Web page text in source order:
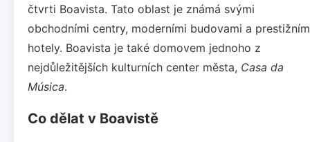
čtvrti Boavista. Tato oblast je známá svými
obchodními centry, moderními budovami a
hotely. Boavista je také domovem jednoho z
nejdůležitějších kulturních center města, Casa da
Música.
Co dělat v Boavistě